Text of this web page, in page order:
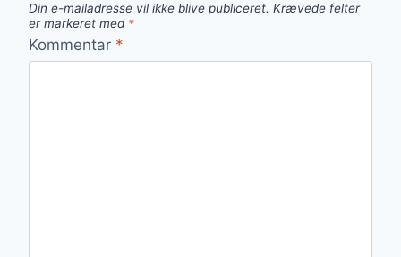
Din e-mailadresse vil ikke blive publiceret. Krævede felter
er markeret med *
Kommentar *